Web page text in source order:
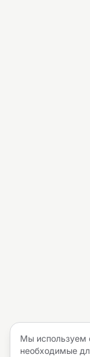
Мы используем
необходимые